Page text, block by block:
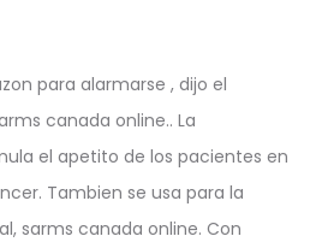
para alarmarse , dijo el
canada online.. La
el apetito de los pacientes en
Tambien se usa para la
sarms canada online. Con